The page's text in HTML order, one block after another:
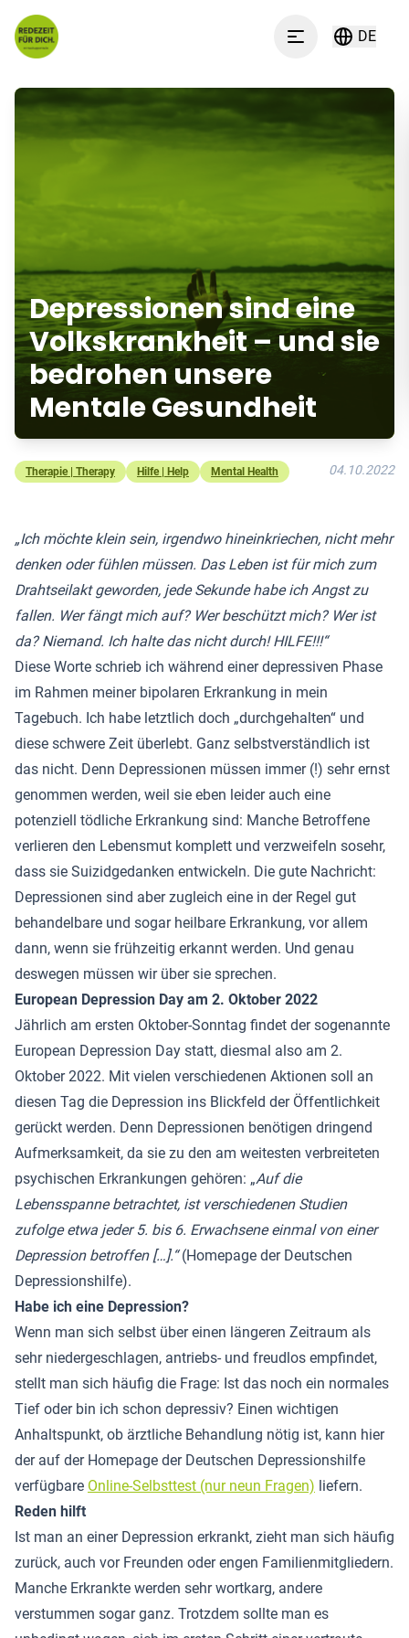
Menu
DE
Depressionen sind eine
Volkskrankheit – und sie
bedrohen unsere
Mentale Gesundheit
Therapie | Therapy Hilfe | Help Mental Health 04.10.2022
„Ich möchte klein sein, irgendwo hineinkriechen, nicht mehr
denken oder fühlen müssen. Das Leben ist für mich zum
Drahtseilakt geworden, jede Sekunde habe ich Angst zu
fallen. Wer fängt mich auf? Wer beschützt mich? Wer ist
da? Niemand. Ich halte das nicht durch! HILFE!!!“
Diese Worte schrieb ich während einer depressiven Phase
im Rahmen meiner bipolaren Erkrankung in mein
Tagebuch. Ich habe letztlich doch „durchgehalten“ und
diese schwere Zeit überlebt. Ganz selbstverständlich ist
das nicht. Denn Depressionen müssen immer (!) sehr ernst
genommen werden, weil sie eben leider auch eine
potenziell tödliche Erkrankung sind: Manche Betroffene
verlieren den Lebensmut komplett und verzweifeln sosehr,
dass sie Suizidgedanken entwickeln. Die gute Nachricht:
Depressionen sind aber zugleich eine in der Regel gut
behandelbare und sogar heilbare Erkrankung, vor allem
dann, wenn sie frühzeitig erkannt werden. Und genau
deswegen müssen wir über sie sprechen.
European Depression Day am 2. Oktober 2022
Jährlich am ersten Oktober-Sonntag findet der sogenannte
European Depression Day statt, diesmal also am 2.
Oktober 2022. Mit vielen verschiedenen Aktionen soll an
diesen Tag die Depression ins Blickfeld der Öffentlichkeit
gerückt werden. Denn Depressionen benötigen dringend
Aufmerksamkeit, da sie zu den am weitesten verbreiteten
psychischen Erkrankungen gehören: „Auf die
Lebensspanne betrachtet, ist verschiedenen Studien
zufolge etwa jeder 5. bis 6. Erwachsene einmal von einer
Depression betroffen […].“(Homepage der Deutschen
Depressionshilfe).
Habe ich eine Depression?
Wenn man sich selbst über einen längeren Zeitraum als
sehr niedergeschlagen, antriebs- und freudlos empfindet,
stellt man sich häufig die Frage: Ist das noch ein normales
Tief oder bin ich schon depressiv? Einen wichtigen
Anhaltspunkt, ob ärztliche Behandlung nötig ist, kann hier
der auf der Homepage der Deutschen Depressionshilfe
verfügbare Online-Selbsttest (nur neun Fragen) liefern.
Reden hilft
Ist man an einer Depression erkrankt, zieht man sich häufig
zurück, auch vor Freunden oder engen Familienmitgliedern.
Manche Erkrankte werden sehr wortkarg, andere
verstummen sogar ganz. Trotzdem sollte man es